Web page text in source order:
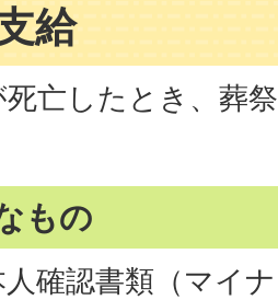
給
死亡したとき、葬
もの
確認書類（マイ